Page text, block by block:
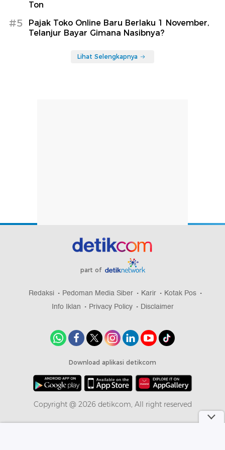
Ton
#5
Pajak Toko Online Baru Berlaku 1 November,
Telanjur Bayar Gimana Nasibnya?
Lihat Selengkapnya
part of
Redaksi Pedoman Media Siber Karir
Kotak Pos
Info Iklan
Privacy Policy Disclaimer
Download aplikasi detikcom
Copyright @ 2026 detikcom, All right reserved